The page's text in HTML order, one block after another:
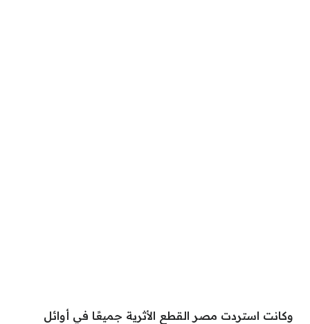
وكانت استردت مصر القطع الأثرية جميعًا في أوائل